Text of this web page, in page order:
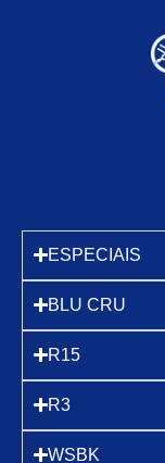
ESPECIAIS
BLU CRU
R15
R3
WSBK